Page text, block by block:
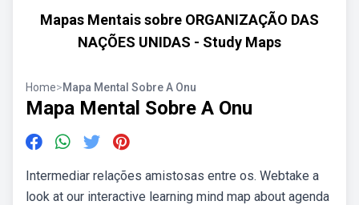
Mapas Mentais sobre ORGANIZAÇÃO DAS
NAÇÕES UNIDAS - Study Maps
Home>Mapa Mental Sobre A Onu
Mapa Mental Sobre A Onu
Intermediar relações amistosas entre os. Webtake a
look at our interactive learning mind map about agenda